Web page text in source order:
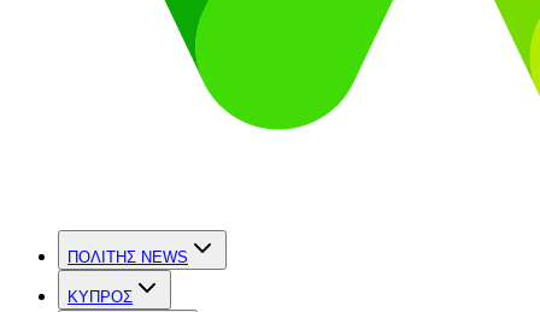
ΠΟΛΙΤΗΣ NEWS
ΚΥΠΡΟΣ